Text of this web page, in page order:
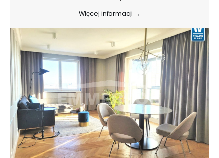
Więcej informacji →